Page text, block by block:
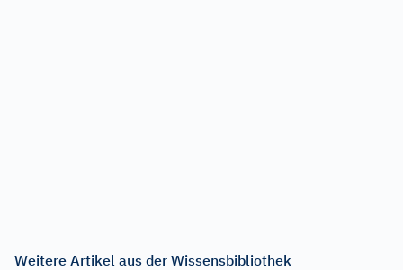
Weitere Artikel aus der Wissensbibliothek